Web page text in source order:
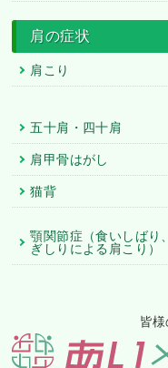
肩の症状
肩こり
五十肩・四十肩
肩甲骨はがし
猫背
顎関節症（食いしばり
ぎしりによる肩こり）
皆